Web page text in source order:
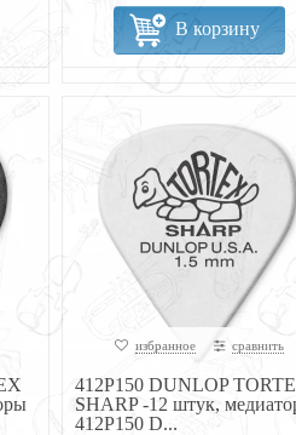
В корзину
избранное сравнить
412P150 DUNLOP
SHARP -12 штук,
412P150 D...